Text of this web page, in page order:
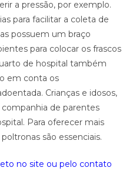
a pressão, por exemplo.
para facilitar a coleta de
possuem um braço
para colocar os frascos
de hospital também
em conta os
Crianças e idosos,
de parentes
Para oferecer mais
são essenciais.
no site ou pelo contato